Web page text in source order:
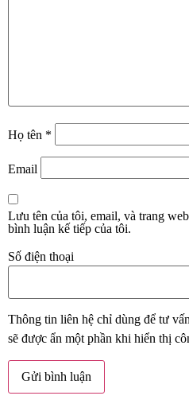
Họ tên *
Email
Lưu tên của tôi, email, và trang
bình luận kế tiếp của tôi.
Số điện thoại
Thông tin liên hệ chỉ dùng để tư
sẽ được ẩn một phần khi hiển thị